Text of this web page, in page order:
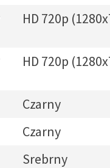
HD 720p
HD 720p
Czarny
Czarny
Srebrny